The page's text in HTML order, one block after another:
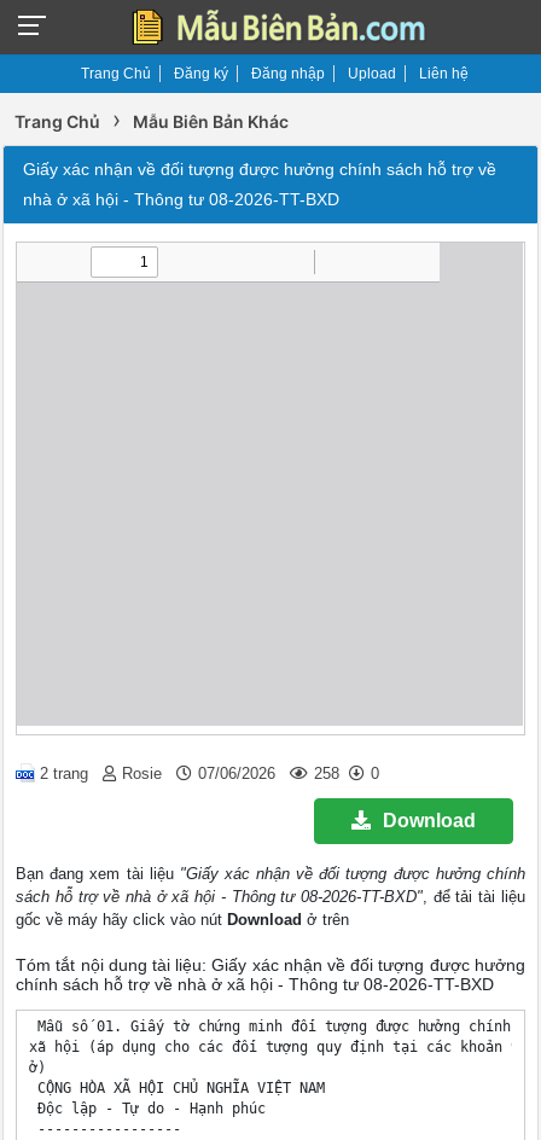
Trang Chủ Đăng ký Đăng nhập Upload Liên hệ
Trang Chủ › Mẫu Biên Bản Khác
Giấy xác nhận về đối tượng được hưởng chính sách hỗ trợ về
nhà ở xã hội - Thông tư 08-2026-TT-BXD
2 trang Rosie 07/06/2026 258 0
Download
Bạn đang xem tài liệu "Giấy xác nhận về đối tượng được hưởng chính
sách hỗ trợ về nhà ở xã hội - Thông tư 08-2026-TT-BXD", để tải tài liệu
gốc về máy hãy click vào nút Download ở trên
Tóm tắt nội dung tài liệu: Giấy xác nhận về đối tượng được hưởng
chính sách hỗ trợ về nhà ở xã hội - Thông tư 08-2026-TT-BXD
Mẫu số 01. Giấy tờ chứng minh đối tượng được hưởng chính
xã hội (áp dụng cho các đối tượng quy định tại các khoản 9,
ở)
CỘNG HÒA XÃ HỘI CHỦ NGHĨA VIỆT NAM
Độc lập - Tự do - Hạnh phúc
-----------------